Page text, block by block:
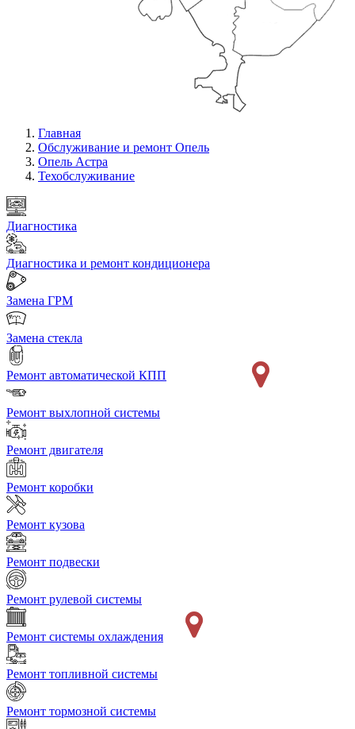
Главная
Обслуживание и ремонт Опель
Опель Астра
Техобслуживание
Диагностика
Диагностика и ремонт кондиционера
Замена ГРМ
Замена стекла
Ремонт автоматической КПП
Ремонт выхлопной системы
Ремонт двигателя
Ремонт коробки
Ремонт кузова
Ремонт подвески
Ремонт рулевой системы
Ремонт системы охлаждения
Ремонт топливной системы
Ремонт тормозной системы